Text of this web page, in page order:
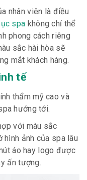
nhân viên là điều
spa không chỉ thể
phong cách riêng
sắc hài hòa sẽ
mắt khách hàng.
tế
thẩm mỹ cao và
hướng tới.
với màu sắc
hình ảnh của spa lâu
áo hay logo được
ấn tượng.